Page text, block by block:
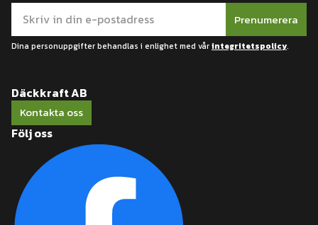
Prenumerera
Dina personuppgifter behandlas i enlighet med vårintegritetspolicy.
Däckkraft AB
Kontakta oss
Följ oss